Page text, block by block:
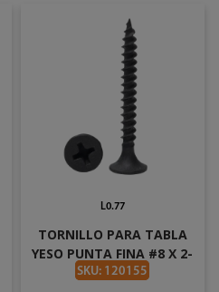
TORNILLO PARA TABLA
YESO PUNTA FINA #8 X 2-
1/2 PLG
SKU: 120155
L0.77